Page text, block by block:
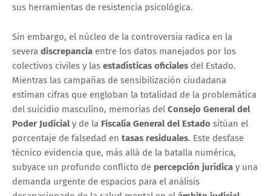
sus herramientas de resistencia psicológica.
Sin embargo, el núcleo de la controversia radica en la
severa discrepancia entre los datos manejados por los
colectivos civiles y las estadísticas oficiales del Estado.
Mientras las campañas de sensibilización ciudadana
estiman cifras que engloban la totalidad de la problemática
del suicidio masculino, memorias del Consejo General del
Poder Judicialy de la Fiscalía General del Estado sitúan el
porcentaje de falsedad en tasas residuales. Este desfase
técnico evidencia que, más allá de la batalla numérica,
subyace un profundo conflicto de percepción jurídica y una
demanda urgente de espacios para el análisis